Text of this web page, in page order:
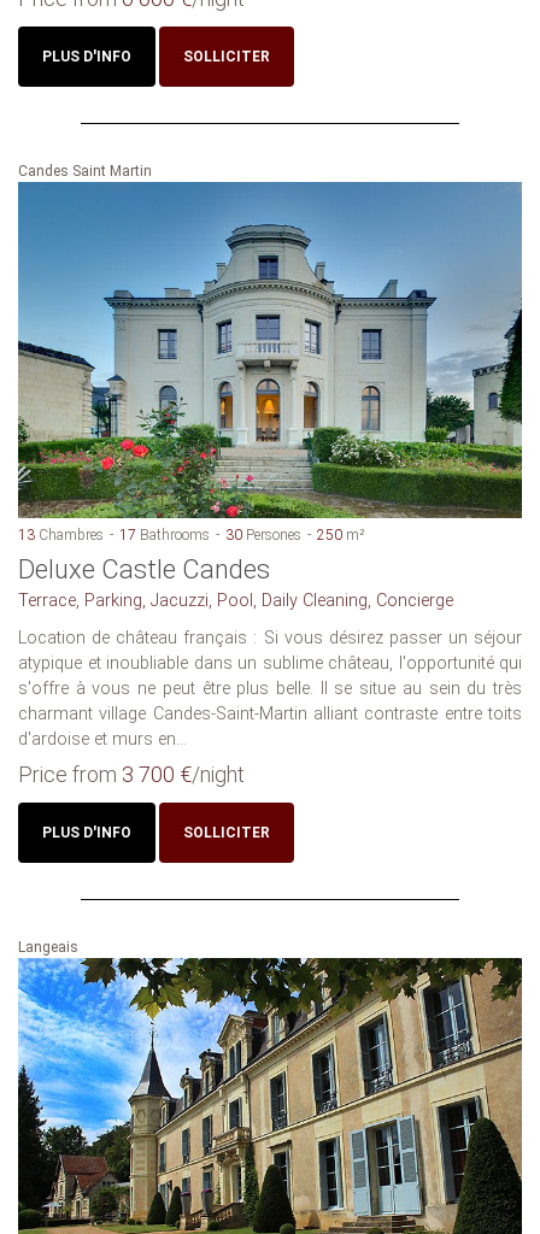
PLUS D'INFO SOLLICITER
Candes Saint Martin
13 Chambres 17 Bathrooms 30 Persones 250 m²
Deluxe Castle Candes
Terrace, Parking, Jacuzzi, Pool, Daily Cleaning, Concierge
Location de château français : Si vous désirez passer un séjour
atypique et inoubliable dans un sublime château, l'opportunité qui
s'offre à vous ne peut être plus belle. Il se situe au sein du très
charmant village Candes-Saint-Martin alliant contraste entre toits
d'ardoise et murs en...
Price from 3 700 €/night
PLUS D'INFO SOLLICITER
Langeais